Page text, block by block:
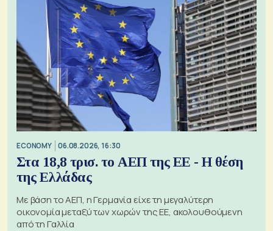
ECONOMY 06.08.2026, 16:30
Στα 18,8 τρισ. το ΑΕΠ της ΕΕ - Η θέση
της Ελλάδας
Με βάση το ΑΕΠ, η Γερμανία είχε τη μεγαλύτερη
οικονομία μεταξύ των χωρών της ΕΕ, ακολουθούμενη
από τη Γαλλία